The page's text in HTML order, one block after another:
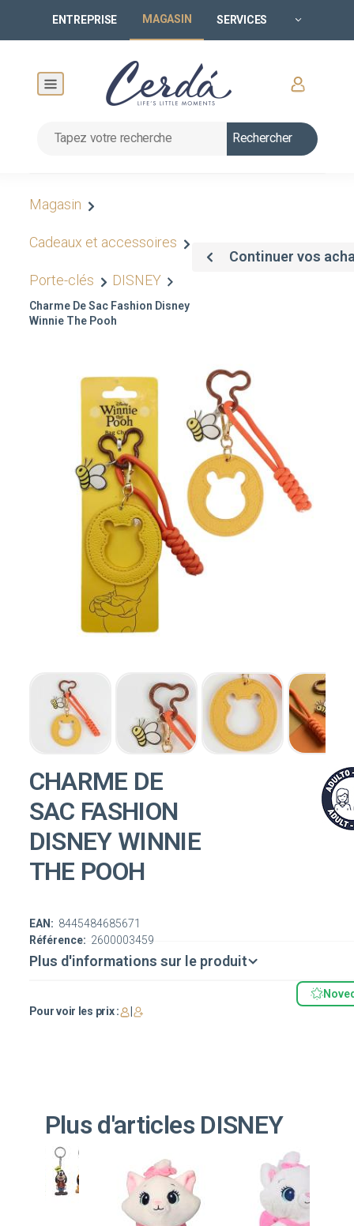
ENTREPRISE MAGASIN SERVICES
Rechercher
Magasin
Cadeaux et accessoires
Porte-clés DISNEY
Charme De Sac Fashion Disney
Winnie The Pooh
Continuer vos
CHARME DE
SAC FASHION
DISNEY WINNIE
THE POOH
Référence: 2600003459
EAN: 8445484685671
Plus d'informations sur le produit
Pour voir les prix :
|
Plus d'articles DISNEY